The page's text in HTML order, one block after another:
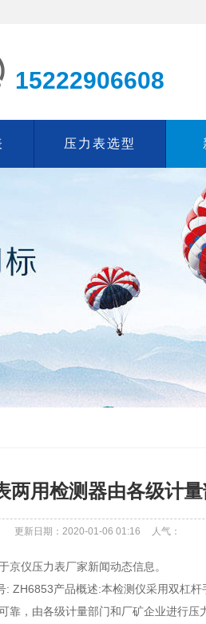
15222906608
压力表选型
两用检测器由各级计
更新日期：2020-01-06 01:16 人气：
京仪压力表厂家新闻动态信息。
ZH6853产品概述:本检测仪采用双杠
靠，由各级计量部门和厂矿企业进行